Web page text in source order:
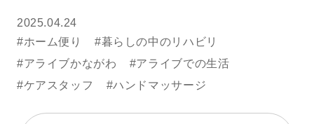
2025.04.24
#ホーム便り
#暮らしの中のリハビリ
#アライブかながわ
#アライブでの生活
#ケアスタッフ
#ハンドマッサージ